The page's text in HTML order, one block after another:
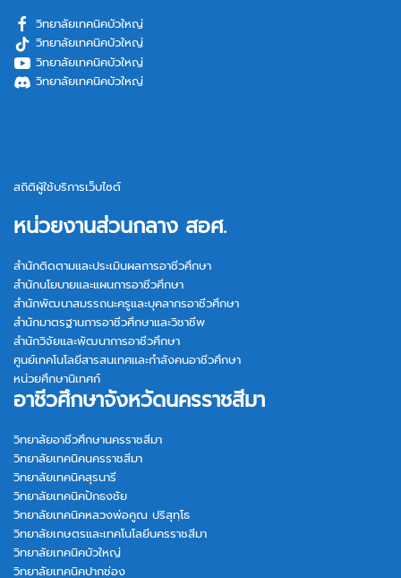
วิทยาลัยเทคนิคบัวใหญ่
วิทยาลัยเทคนิคบัวใหญ่
วิทยาลัยเทคนิคบัวใหญ่
วิทยาลัยเทคนิคบัวใหญ่
สถิติผู้ใช้บริการเว็บไซต์
หน่วยงานส่วนกลาง สอศ.
สำนักติดตามและประเมินผลการอาชีวศึกษา
สำนักนโยบายและแผนการอาชีวศึกษา
สำนักพัฒนาสมรรถนะครูและบุคลากรอาชีวศึกษา
สำนักมาตรฐานการอาชีวศึกษาและวิชาชีพ
สำนักวิจัยและพัฒนาการอาชีวศึกษา
ศูนย์เทคโนโลยีสารสนเทศและกำลังคนอาชีวศึกษา
หน่วยศึกษานิเทศก์
อาชีวศึกษาจังหวัดนครราชสีมา
วิทยาลัยอาชีวศึกษานครราชสีมา
วิทยาลัยเทคนิคนครราชสีมา
วิทยาลัยเทคนิคสุรนารี
วิทยาลัยเทคนิคปักธงชัย
วิทยาลัยเทคนิคหลวงพ่อคูณ ปริสุทฺโธ
วิทยาลัยเกษตรและเทคโนโลยีนครราชสีมา
วิทยาลัยเทคนิคบัวใหญ่
วิทยาลัยเทคนิคปากช่อง